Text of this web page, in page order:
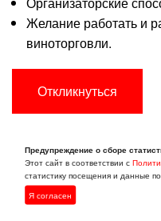
Желание работать и
виноторговли.
Откликнуться
ПОХОЖИЕ
(ПРИМОРСКИЙ
Предупреждение о сборе
Этот сайт в соответствии с
статистику посещения и данные
Я согласен